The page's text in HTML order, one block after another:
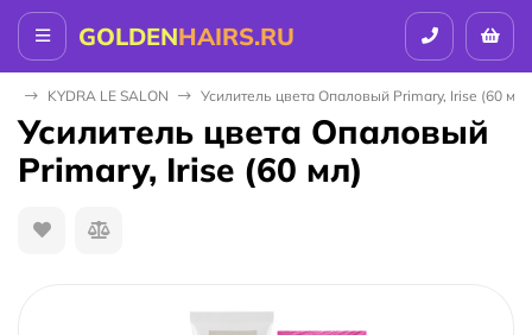
GOLDENHAIRS.RU
KYDRA LE SALON Усилитель цвета Опаловый Primary, Irise (60 мл)
Усилитель цвета Опаловый
Primary, Irise (60 мл)